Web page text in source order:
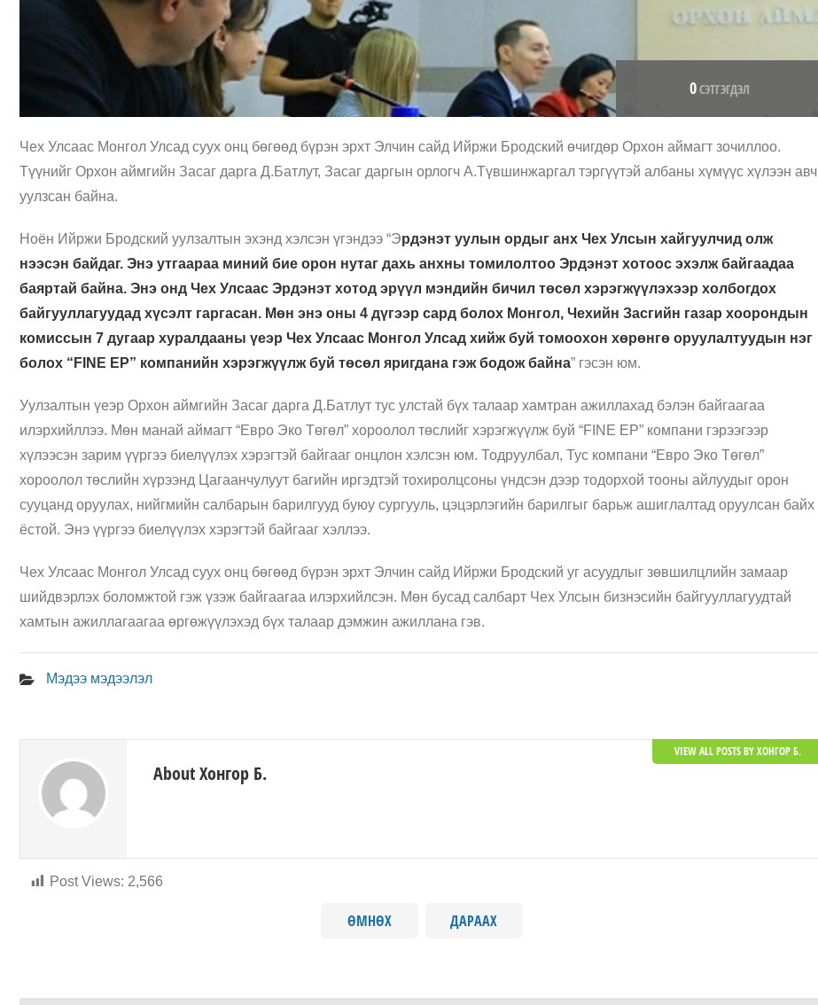
0СЭТГЭГДЭЛ
Чех Улсаас Монгол Улсад суух онц бөгөөд бүрэн эрхт Элчин сайд Ийржи Бродский өчигдөр Орхон аймагт зочиллоо.
Түүнийг Орхон аймгийн Засаг дарга Д.Батлут, Засаг даргын орлогч А.Түвшинжаргал тэргүүтэй албаны хүмүүс хүлээн авч
уулзсан байна.
Ноён Ийржи Бродский уулзалтын эхэнд хэлсэн үгэндээ “Эрдэнэт уулын ордыг анх Чех Улсын хайгуулчид олж
нээсэн байдаг. Энэ утгаараа миний бие орон нутаг дахь анхны томилолтоо Эрдэнэт хотоос эхэлж байгаадаа
баяртай байна. Энэ онд Чех Улсаас Эрдэнэт хотод эрүүл мэндийн бичил төсөл хэрэгжүүлэхээр холбогдох
байгууллагуудад хүсэлт гаргасан. Мөн энэ оны 4 дүгээр сард болох Монгол, Чехийн Засгийн газар хоорондын
комиссын 7 дугаар хуралдааны үеэр Чех Улсаас Монгол Улсад хийж буй томоохон хөрөнгө оруулалтуудын нэг
болох “FINE EP” компанийн хэрэгжүүлж буй төсөл яригдана гэж бодож байна” гэсэн юм.
Уулзалтын үеэр Орхон аймгийн Засаг дарга Д.Батлут тус улстай бүх талаар хамтран ажиллахад бэлэн байгаагаа
илэрхийллээ. Мөн манай аймагт “Евро Эко Төгөл” хороолол төслийг хэрэгжүүлж буй “FINE EP” компани гэрээгээр
хүлээсэн зарим үүргээ биелүүлэх хэрэгтэй байгааг онцлон хэлсэн юм. Тодруулбал, Тус компани “Евро Эко Төгөл”
хороолол төслийн хүрээнд Цагаанчулуут багийн иргэдтэй тохиролцсоны үндсэн дээр тодорхой тооны айлуудыг орон
сууцанд оруулах, нийгмийн салбарын барилгууд буюу сургууль, цэцэрлэгийн барилгыг барьж ашиглалтад оруулсан байх
ёстой. Энэ үүргээ биелүүлэх хэрэгтэй байгааг хэллээ.
Чех Улсаас Монгол Улсад суух онц бөгөөд бүрэн эрхт Элчин сайд Ийржи Бродский уг асуудлыг зөвшилцлийн замаар
шийдвэрлэх боломжтой гэж үзэж байгаагаа илэрхийлсэн. Мөн бусад салбарт Чех Улсын бизнэсийн байгууллагуудтай
хамтын ажиллагаагаа өргөжүүлэхэд бүх талаар дэмжин ажиллана гэв.
Post Views: 2,566
Мэдээ мэдээлэл
About Хонгор Б.
VIEW ALL POSTS BY ХОНГОР Б.
ӨМНӨХ ДАРААХ